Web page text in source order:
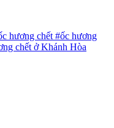
hương chết #ốc hương
chết ở Khánh Hòa